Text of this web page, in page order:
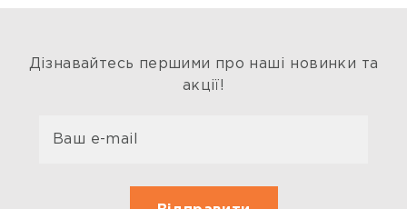
Дізнавайтесь першими про наші новинки та
акції!